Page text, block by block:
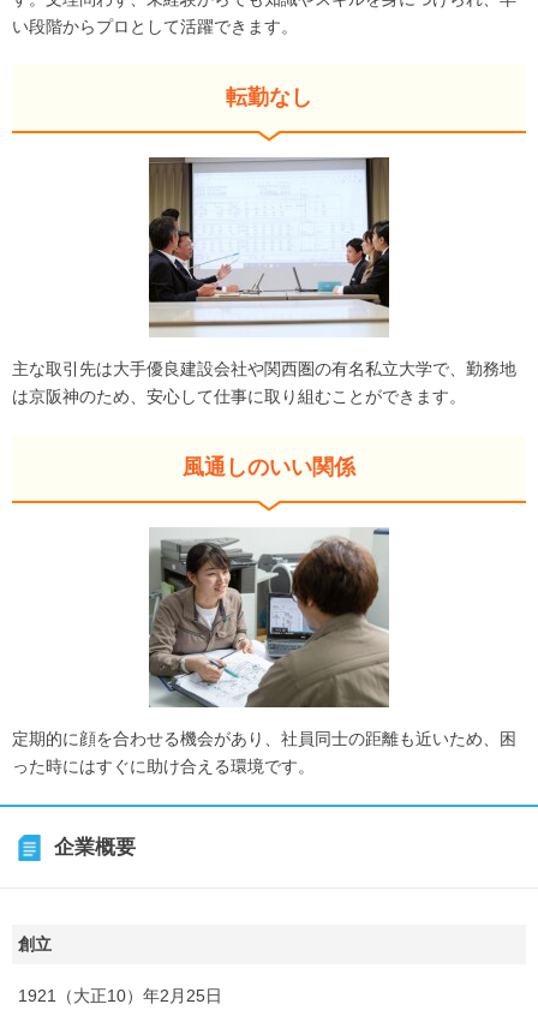
い段階からプロとして活躍できます。
転勤なし
主な取引先は大手優良建設会社や関西圏の有名私立大学で、勤務地
は京阪神のため、安心して仕事に取り組むことができます。
風通しのいい関係
定期的に顔を合わせる機会があり、社員同士の距離も近いため、困
った時にはすぐに助け合える環境です。
企業概要
創立
1921（大正10）年2月25日